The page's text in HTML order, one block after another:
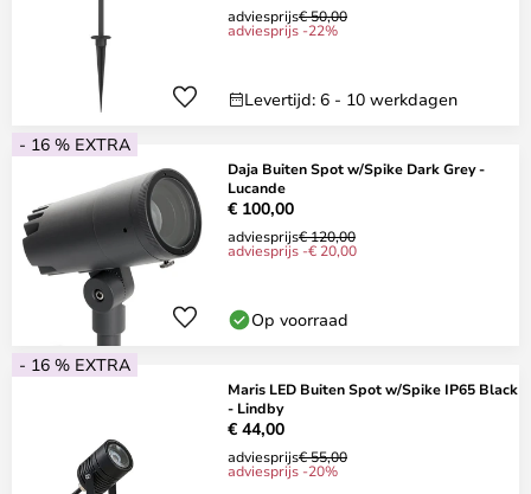
adviesprijs€ 50,00
adviesprijs -22%
Levertijd: 6 - 10 werkdagen
- 16 % EXTRA
Daja Buiten Spot w/Spike Dark Grey -
Lucande
€ 100,00
adviesprijs€ 120,00
adviesprijs -€ 20,00
Op voorraad
- 16 % EXTRA
Maris LED Buiten Spot w/Spike IP65 Black
- Lindby
€ 44,00
adviesprijs€ 55,00
adviesprijs -20%